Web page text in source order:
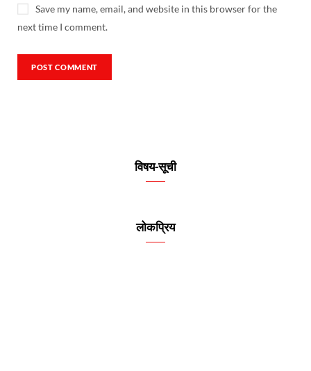
Save my name, email, and website in this browser for the
next time I comment.
विषय-सूची
लोकप्रिय